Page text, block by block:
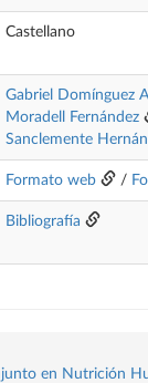
Castellano
Gabriel Domínguez
Moradell Fernández
Sanclemente
Formato web /
Bibliografía
en Nutrición